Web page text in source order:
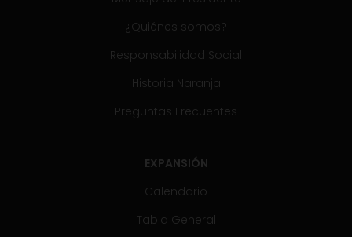
¿Quiénes somos?
Responsabilidad Social
Historia Naranja
Preguntas Frecuentes
EXPANSIÓN
Calendario
Tabla General